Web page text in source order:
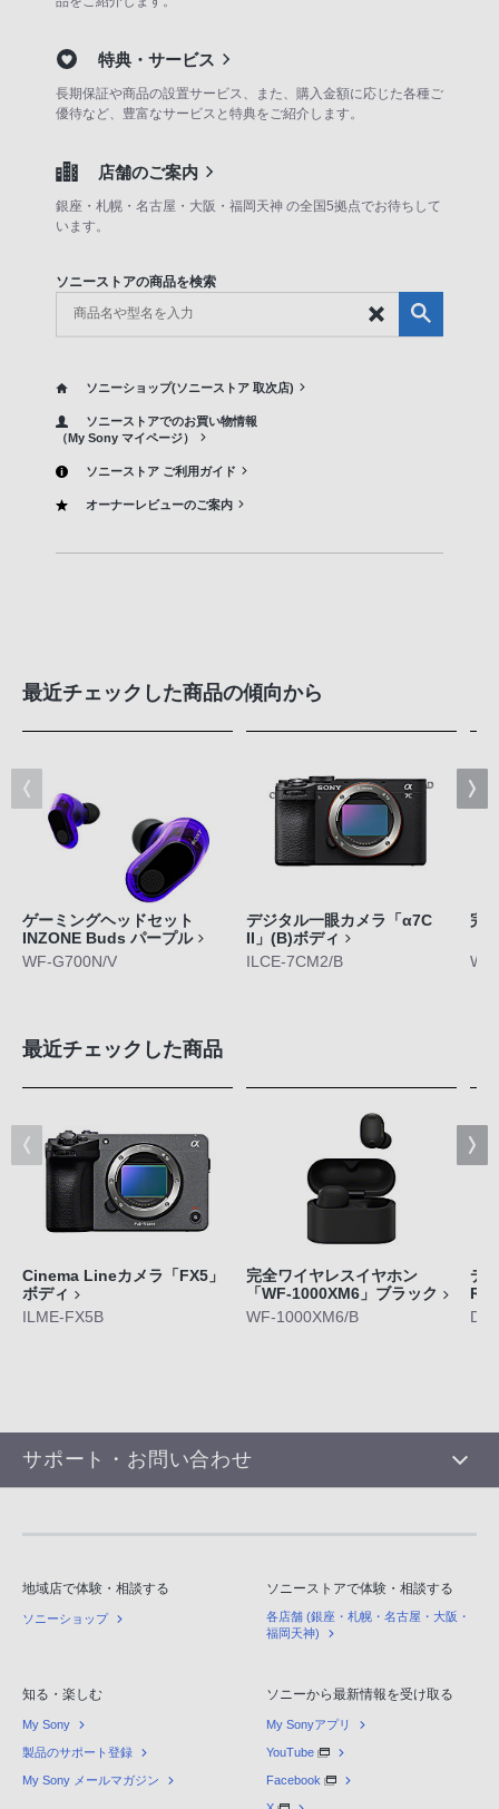
特典・サービス
長期保証や商品の設置サービス、また、購入金額に応じた各種ご
優待など、豊富なサービスと特典をご紹介します。
店舗のご案内
銀座・札幌・名古屋・大阪・福岡天神 の全国5拠点でお待ちして
います。
ソニーストアの商品を検索
ソニーショップ(ソニーストア 取次店)
ソニーストアでのお買い物情報
（My Sony マイページ）
ソニーストア ご利用ガイド
オーナーレビューのご案内
最近チェックした商品の傾向から
ゲーミングヘッドセット
INZONE Buds パープル
WF-G700N/V
デジタル一眼カメラ「α7C
II」(B)ボディ
ILCE-7CM2/B
完
最近チェックした商品
Cinema Lineカメラ「FX5」
ボディ
ILME-FX5B
完全ワイヤレスイヤホン
「WF-1000XM6」ブラック
WF-1000XM6/B
デ
サポート・お問い合わせ
地域店で体験・相談する
ソニーショップ
ソニーストアで体験・相談する
各店舗 (銀座・札幌・名古屋・大阪・
福岡天神)
知る・楽しむ
My Sony
製品のサポート登録
My Sony メールマガジン
ソニーから最新情報を受け取る
My Sonyアプリ
YouTube
Facebook